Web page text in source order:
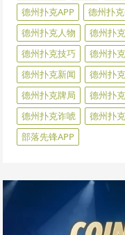
德州扑克APP
德州扑
德州扑克人物
德州扑
德州扑克技巧
德州扑
德州扑克新闻
德州扑
德州扑克牌局
德州扑
德州扑克诈唬
德州扑
部落先锋APP